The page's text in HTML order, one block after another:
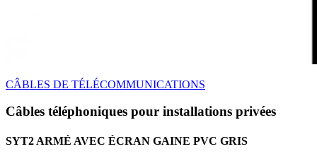
CÂBLES DE TÉLÉCOMMUNICATIONS
Câbles téléphoniques pour installations privées
SYT2 ARMÉ AVEC ÉCRAN GAINE PVC GRIS